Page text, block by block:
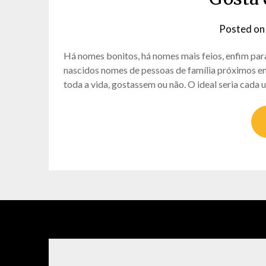
Posted on
Há nomes bonitos, há nomes mais feios, enfim
nascidos nomes de pessoas de família próximos
toda a vida, gostassem ou não. O ideal seria